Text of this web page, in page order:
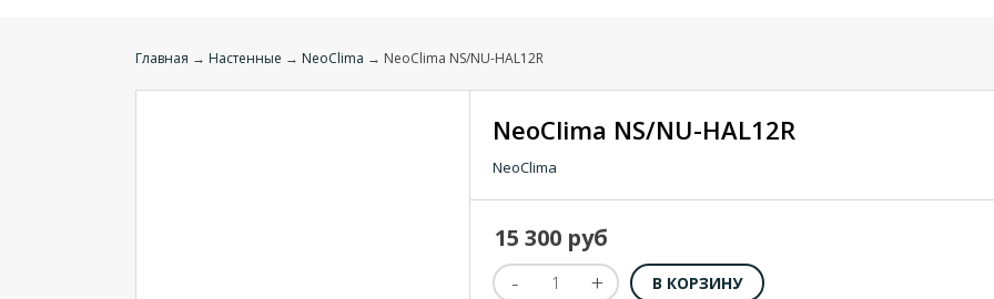
Главная → Настенные → NeoClima → NeoClima NS/NU-HAL12R
NeoClima NS/NU-HAL12R
NeoClima
15 300 руб